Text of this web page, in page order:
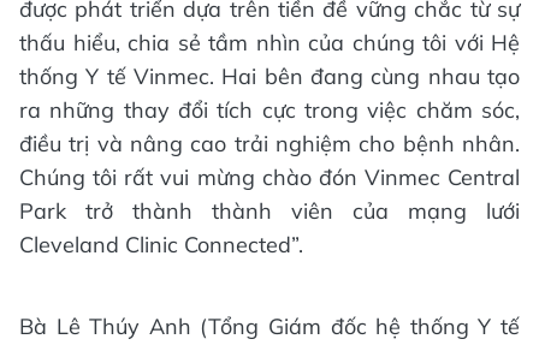
được phát triển dựa trên tiền đề vững chắc từ sự
thấu hiểu, chia sẻ tầm nhìn của chúng tôi với Hệ
thống Y tế Vinmec. Hai bên đang cùng nhau tạo
ra những thay đổi tích cực trong việc chăm sóc,
điều trị và nâng cao trải nghiệm cho bệnh nhân.
Chúng tôi rất vui mừng chào đón Vinmec Central
Park trở thành thành viên của mạng lưới
Cleveland Clinic Connected”.
Bà Lê Thúy Anh (Tổng Giám đốc hệ thống Y tế